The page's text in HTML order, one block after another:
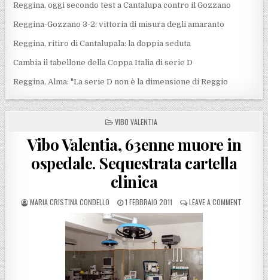
Reggina, oggi secondo test a Cantalupa contro il Gozzano
Reggina-Gozzano 3-2: vittoria di misura degli amaranto
Reggina, ritiro di Cantalupala: la doppia seduta
Cambia il tabellone della Coppa Italia di serie D
Reggina, Alma: "La serie D non è la dimensione di Reggio
POSTED IN
VIBO VALENTIA
Vibo Valentia, 63enne muore in
ospedale. Sequestrata cartella
clinica
POSTED BY
MARIA CRISTINA CONDELLO POSTED ON
1 FEBBRAIO 2011 LEAVE A COMMENTON VIBO